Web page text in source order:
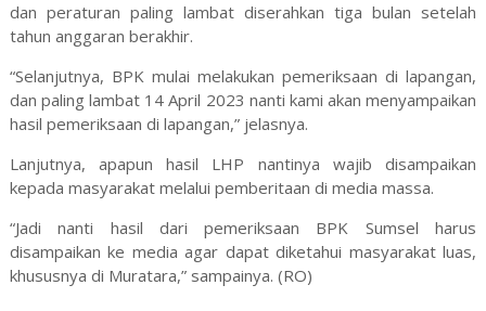
dan peraturan paling lambat diserahkan tiga bulan setelah
tahun anggaran berakhir.
“Selanjutnya, BPK mulai melakukan pemeriksaan di lapangan,
dan paling lambat 14 April 2023 nanti kami akan menyampaikan
hasil pemeriksaan di lapangan,” jelasnya.
Lanjutnya, apapun hasil LHP nantinya wajib disampaikan
kepada masyarakat melalui pemberitaan di media massa.
“Jadi nanti hasil dari pemeriksaan BPK Sumsel harus
disampaikan ke media agar dapat diketahui masyarakat luas,
khususnya di Muratara,” sampainya. (RO)